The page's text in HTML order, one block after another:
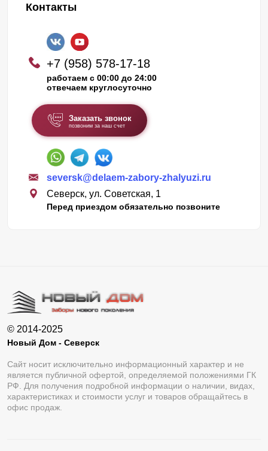
Контакты
+7 (958) 578-17-18
работаем с 00:00 до 24:00
отвечаем круглосуточно
Заказать звонок
позвоним за наш счет
seversk@delaem-zabory-zhalyuzi.ru
Северск, ул. Советская, 1
Перед приездом обязательно позвоните
© 2014-2025
Новый Дом - Северск
Сайт носит исключительно информационный характер и не
является публичной офертой, определяемой положениями ГК
РФ. Для получения подробной информации о наличии, видах,
характеристиках и стоимости услуг и товаров обращайтесь в
офис продаж.